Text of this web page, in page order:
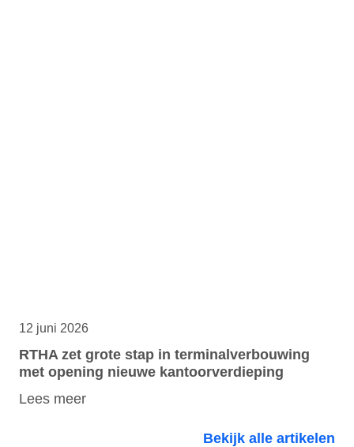
12 juni 2026
RTHA zet grote stap in terminalverbouwing
met opening nieuwe kantoorverdieping
Lees meer
Bekijk alle artikelen